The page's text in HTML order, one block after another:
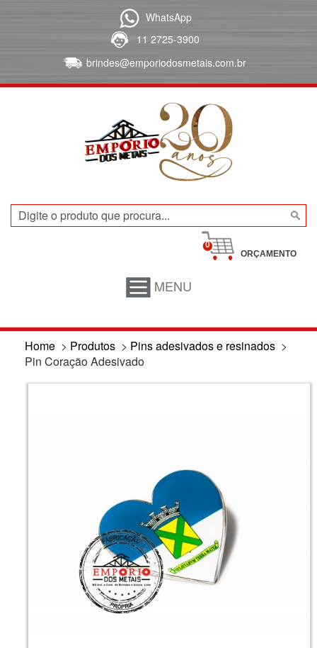
WhatsApp
11 2725-3900
brindes@emporiodosmetais.com.br
0
ORÇAMENTO
MENU
Home > Produtos > Pins adesivados e resinados >
Pin Coração Adesivado